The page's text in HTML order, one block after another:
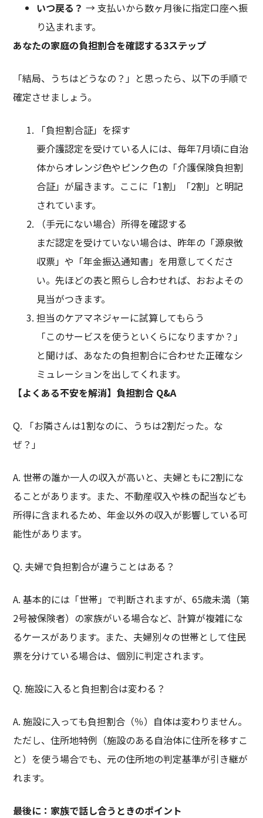
いつ戻る？ → 支払いから数ヶ月後に指定口座へ振
り込まれます。
あなたの家庭の負担割合を確認する3ステップ
「結局、うちはどうなの？」と思ったら、以下の手順で
確定させましょう。
「負担割合証」を探す
要介護認定を受けている人には、毎年7月頃に自治
体からオレンジ色やピンク色の「介護保険負担割
合証」が届きます。ここに「1割」「2割」と明記
されています。
（手元にない場合）所得を確認する
まだ認定を受けていない場合は、昨年の「源泉徴
収票」や「年金振込通知書」を用意してくださ
い。先ほどの表と照らし合わせれば、おおよその
見当がつきます。
担当のケアマネジャーに試算してもらう
「このサービスを使うといくらになりますか？」
と聞けば、あなたの負担割合に合わせた正確なシ
ミュレーションを出してくれます。
【よくある不安を解消】負担割合 Q&A
Q. 「お隣さんは1割なのに、うちは2割だった。な
ぜ？」
A. 世帯の誰か一人の収入が高いと、夫婦ともに2割にな
ることがあります。また、不動産収入や株の配当なども
所得に含まれるため、年金以外の収入が影響している可
能性があります。
Q. 夫婦で負担割合が違うことはある？
A. 基本的には「世帯」で判断されますが、65歳未満（第
2号被保険者）の家族がいる場合など、計算が複雑にな
るケースがあります。また、夫婦別々の世帯として住民
票を分けている場合は、個別に判定されます。
Q. 施設に入ると負担割合は変わる？
A. 施設に入っても負担割合（％）自体は変わりません。
ただし、住所地特例（施設のある自治体に住所を移すこ
と）を使う場合でも、元の住所地の判定基準が引き継が
れます。
最後に：家族で話し合うときのポイント